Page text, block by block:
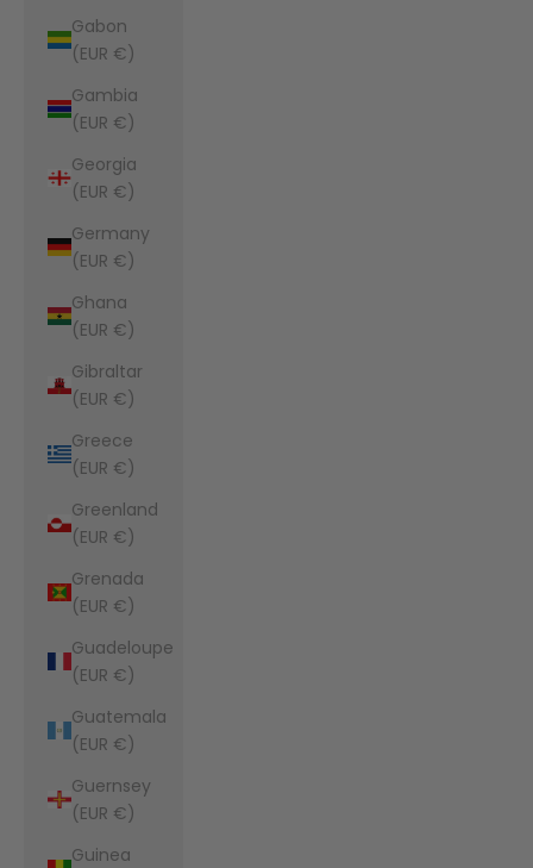
Gabon
(EUR €)
Gambia
(EUR €)
Georgia
(EUR €)
Germany
(EUR €)
Ghana
(EUR €)
Gibraltar
(EUR €)
Greece
(EUR €)
Greenland
(EUR €)
Grenada
(EUR €)
Guadeloupe
(EUR €)
Guatemala
(EUR €)
Guernsey
(EUR €)
Guinea